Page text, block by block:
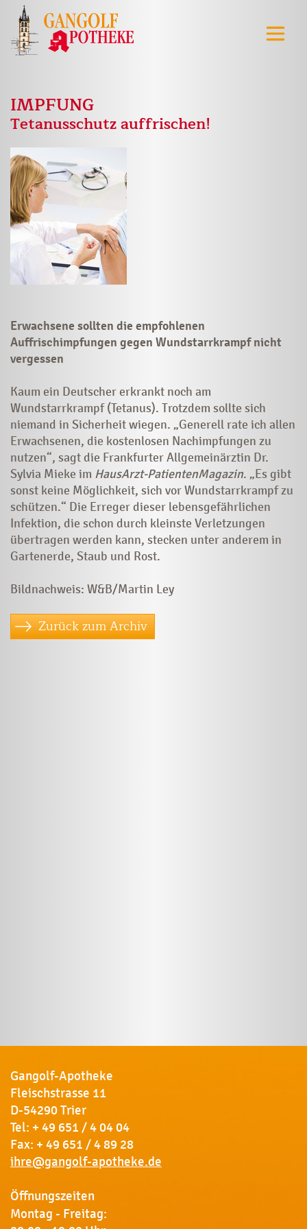
IMPFUNG
Tetanusschutz auffrischen!
Erwachsene sollten die empfohlenen
Auffrischimpfungen gegen Wundstarrkrampf nicht
vergessen
Kaum ein Deutscher erkrankt noch am
Wundstarrkrampf (Tetanus). Trotzdem sollte sich
niemand in Sicherheit wiegen. „Generell rate ich allen
Erwachsenen, die kostenlosen Nachimpfungen zu
nutzen“, sagt die Frankfurter Allgemeinärztin Dr.
Sylvia Mieke im HausArzt-PatientenMagazin. „Es gibt
sonst keine Möglichkeit, sich vor Wundstarrkrampf zu
schützen.“ Die Erreger dieser lebensgefährlichen
Infektion, die schon durch kleinste Verletzungen
übertragen werden kann, stecken unter anderem in
Gartenerde, Staub und Rost.
Bildnachweis: W&B/Martin Ley
Zurück zum Archiv
Gangolf-Apotheke
Fleischstrasse 11
D-54290 Trier
Tel: + 49 651 / 4 04 04
Fax: + 49 651 / 4 89 28
ihre@gangolf-apotheke.de
Öffnungszeiten
Montag - Freitag: